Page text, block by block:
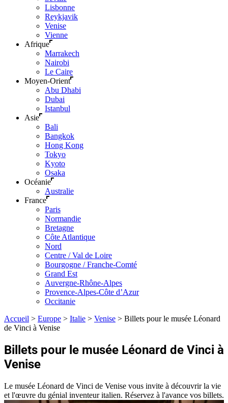
Lisbonne
Reykjavik
Venise
Vienne
Afrique
Marrakech
Nairobi
Le Caire
Moyen-Orient
Abu Dhabi
Dubai
Istanbul
Asie
Bali
Bangkok
Hong Kong
Tokyo
Kyoto
Osaka
Océanie
Australie
France
Paris
Normandie
Bretagne
Côte Atlantique
Nord
Centre / Val de Loire
Bourgogne / Franche-Comté
Grand Est
Auvergne-Rhône-Alpes
Provence-Alpes-Côte d’Azur
Occitanie
Accueil > Europe > Italie > Venise > Billets pour le musée Léonard
de Vinci à Venise
Billets pour le musée Léonard de Vinci à
Venise
Le musée Léonard de Vinci de Venise vous invite à découvrir la vie
et l'œuvre du génial inventeur italien. Réservez à l'avance vos billets.